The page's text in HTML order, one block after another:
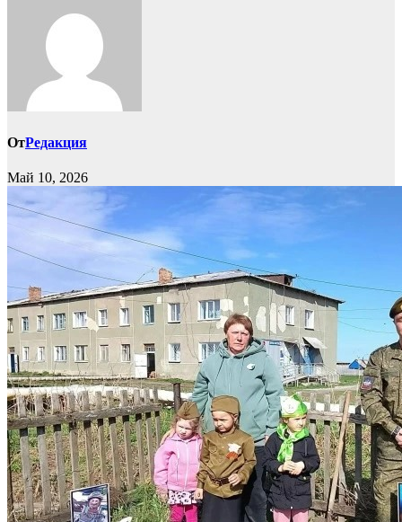
ОтРедакция
Май 10, 2026